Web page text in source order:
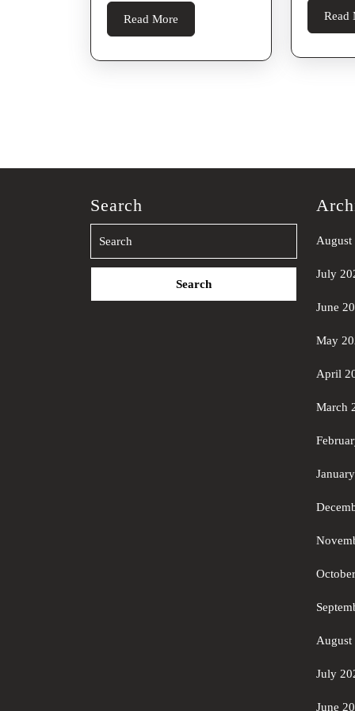
Read More
More
Read
Search
Search
August
July
June
May
April
March
August
July
June